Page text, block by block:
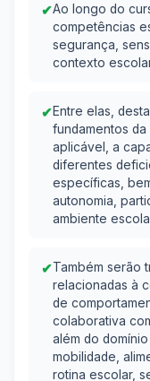
✔Ao longo do
competências
segurança,
contexto
✔Entre elas,
fundamentos
aplicável, a
diferentes
específicas,
autonomia,
ambiente
✔Também serão
relacionadas à
de
colaborativa
além do
mobilidade,
rotina escolar,